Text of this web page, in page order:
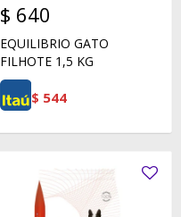
$ 640
EQUILIBRIO GATO
FILHOTE 1,5 KG
$ 544